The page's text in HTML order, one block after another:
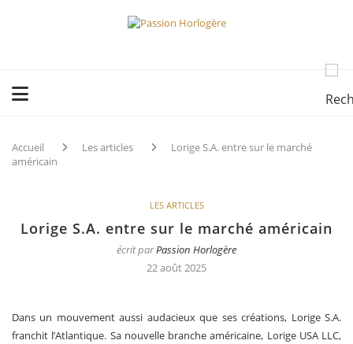
Accueil Les articles
Lorige S.A. entre sur le marché
américain
LES ARTICLES
Lorige S.A. entre sur le marché américain
écrit parPassion Horlogère
22 août 2025
Dans un mouvement aussi audacieux que ses créations, Lorige S.A.
franchit l’Atlantique. Sa nouvelle branche américaine, Lorige USA LLC,